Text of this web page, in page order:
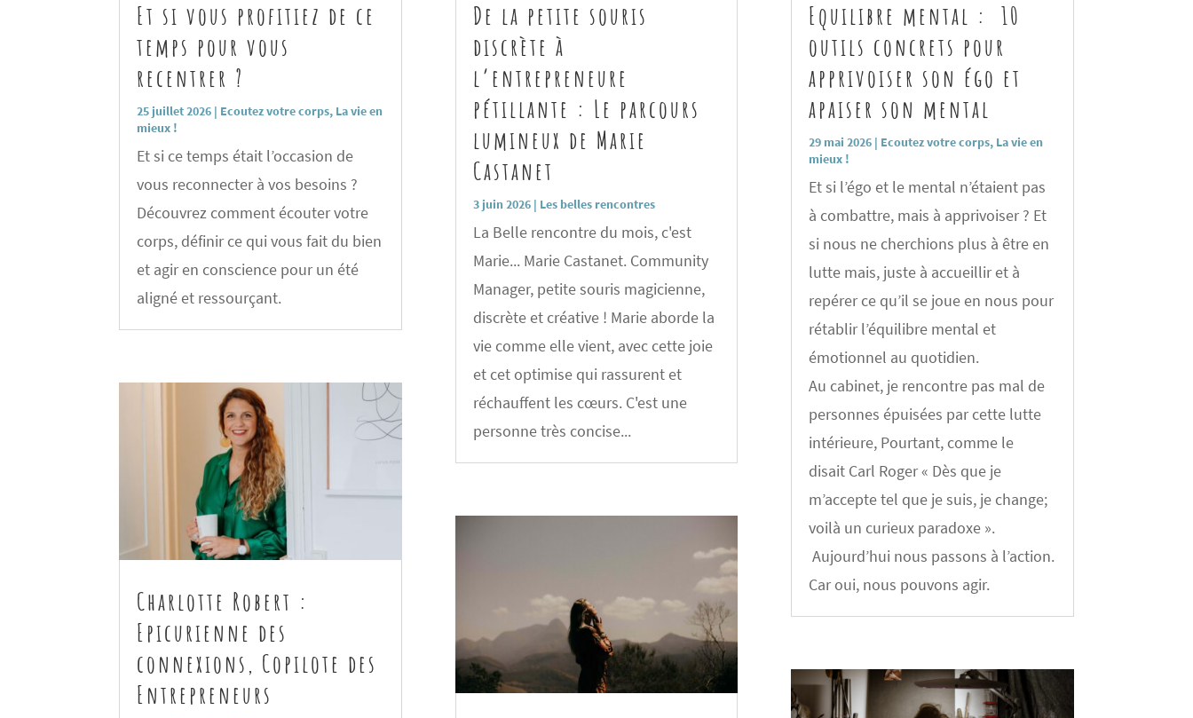
Et si vous profitiez de ce
temps pour vous
recentrer ?
25 juillet 2026 | Ecoutez votre corps, La vie en
mieux !
Et si ce temps était l’occasion de
vous reconnecter à vos besoins ?
Découvrez comment écouter votre
corps, définir ce qui vous fait du bien
et agir en conscience pour un été
aligné et ressourçant.
Charlotte Robert :
Epicurienne des
connexions, Copilote des
Entrepreneurs
De la petite souris
discrète à
l’entrepreneure
pétillante : Le parcours
lumineux de Marie
Castanet
3 juin 2026| Les belles rencontres
La Belle rencontre du mois, c'est
Marie... Marie Castanet. Community
Manager, petite souris magicienne,
discrète et créative ! Marie aborde la
vie comme elle vient, avec cette joie
et cet optimise qui rassurent et
réchauffent les cœurs. C'est une
personne très concise...
Equilibre mental : 10
outils concrets pour
apprivoiser son égo et
apaiser son mental
29 mai 2026| Ecoutez votre corps, La vie en
mieux !
Et si l’égo et le mental n’étaient pas
à combattre, mais à apprivoiser ? Et
si nous ne cherchions plus à être en
lutte mais, juste à accueillir et à
repérer ce qu’il se joue en nous pour
rétablir l’équilibre mental et
émotionnel au quotidien.
Au cabinet, je rencontre pas mal de
personnes épuisées par cette lutte
intérieure, Pourtant, comme le
disait Carl Roger « Dès que je
m’accepte tel que je suis, je change;
voilà un curieux paradoxe ».
Aujourd’hui nous passons à l’action.
Car oui, nous pouvons agir.